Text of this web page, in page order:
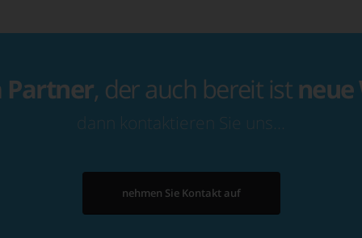
Partner, der auch bereit ist neue
dann kontaktieren Sie uns…
nehmen Sie Kontakt auf